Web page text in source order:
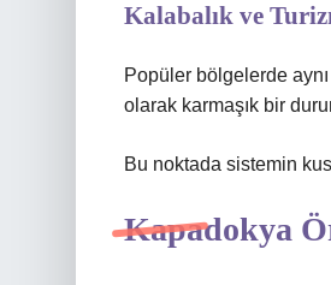
Kalabalık ve
Popüler bölgelerde
olarak karmaşık bir
Bu noktada sistemin
Kapadokya